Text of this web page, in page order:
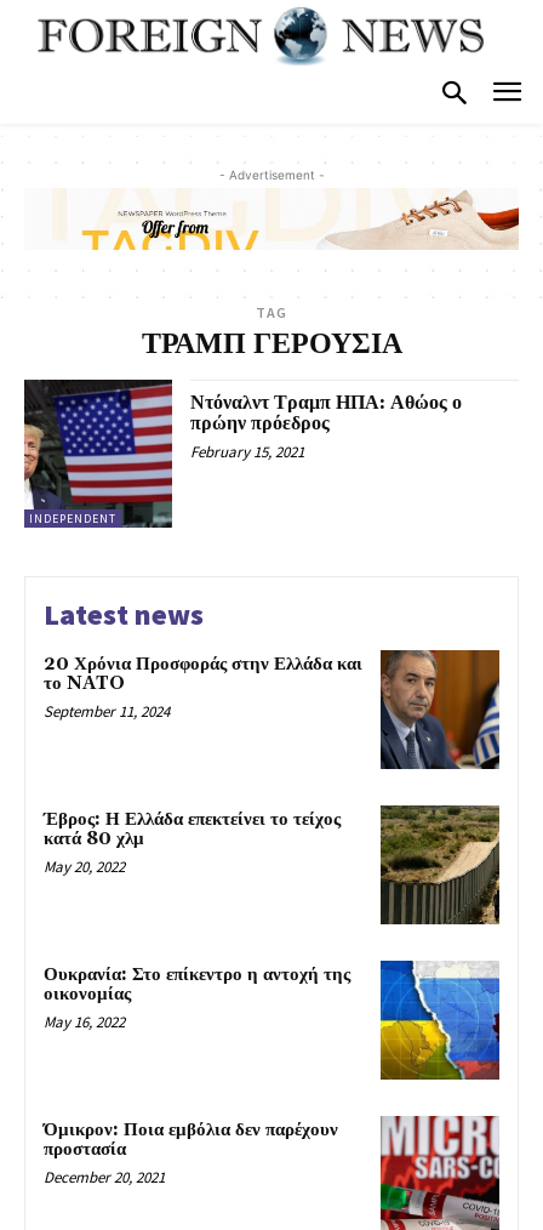
- Advertisement -
TAG
ΤΡΑΜΠ ΓΕΡΟΥΣΙΑ
INDEPENDENT
Ντόναλντ Τραμπ ΗΠΑ: Αθώος ο
πρώην πρόεδρος
February 15, 2021
Latest news
20 Χρόνια Προσφοράς στην Ελλάδα και
το NATO
September 11, 2024
Έβρος: Η Ελλάδα επεκτείνει το τείχος
κατά 80 χλμ
May 20, 2022
Ουκρανία: Στο επίκεντρο η αντοχή της
οικονομίας
May 16, 2022
Όμικρον: Ποια εμβόλια δεν παρέχουν
προστασία
December 20, 2021